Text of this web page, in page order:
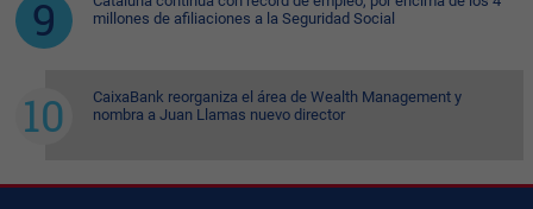
millones de afiliaciones a la Seguridad Social
CaixaBank reorganiza el área de Wealth Management y
nombra a Juan Llamas nuevo director